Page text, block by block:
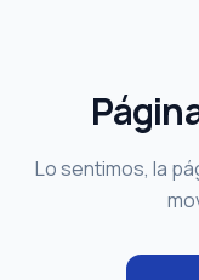
Lo sentimos, la